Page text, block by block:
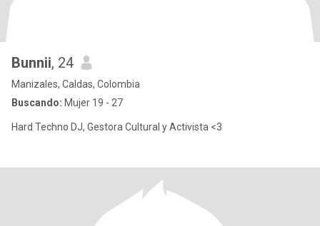
Bunnii, 24
Manizales, Caldas, Colombia
Buscando: Mujer 19 - 27
Hard Techno DJ, Gestora Cultural y Activista <3